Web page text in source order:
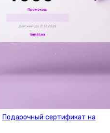
Подарочный сертификат на